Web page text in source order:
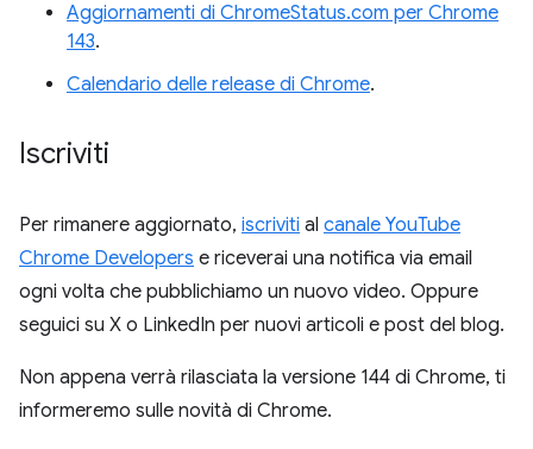
Aggiornamenti di ChromeStatus.com per Chrome
143.
Calendario delle release di Chrome.
Iscriviti
Per rimanere aggiornato, iscriviti al canale YouTube
Chrome Developers e riceverai una notifica via email
ogni volta che pubblichiamo un nuovo video. Oppure
seguici su X o LinkedIn per nuovi articoli e post del blog.
Non appena verrà rilasciata la versione 144 di Chrome, ti
informeremo sulle novità di Chrome.